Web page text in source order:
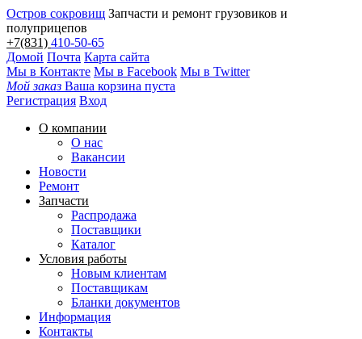
Остров сокровищ Запчасти и ремонт грузовиков и
полуприцепов
+7(831) 410-50-65
Домой Почта Карта сайта
Мы в Контакте Мы в Facebook Мы в Twitter
Мой заказ Ваша корзина пуста
Регистрация Вход
О компании
О нас
Вакансии
Новости
Ремонт
Запчасти
Распродажа
Поставщики
Каталог
Условия работы
Новым клиентам
Поставщикам
Бланки документов
Информация
Контакты